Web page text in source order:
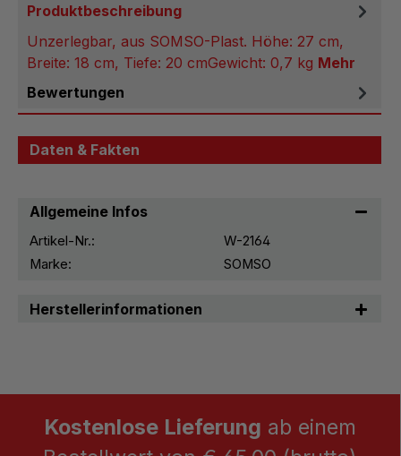
Produktbeschreibung
Unzerlegbar, aus SOMSO-Plast. Höhe: 27 cm,
Breite: 18 cm, Tiefe: 20 cmGewicht: 0,7 kg Mehr
Bewertungen
Daten & Fakten
Allgemeine Infos
Artikel-Nr.:
W-2164
Marke:
SOMSO
Herstellerinformationen
Kostenlose Lieferung ab einem